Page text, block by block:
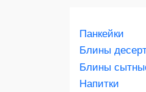
Скидка
Скидка
Панкейки
Блины
Блины
Напитки